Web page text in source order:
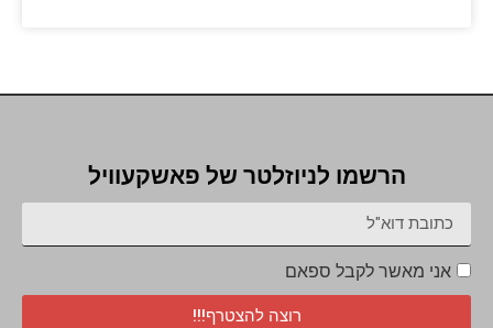
הרשמו לניוזלטר של פאשקעוויל
אני מאשר לקבל ספאם
רוצה להצטרף!!!